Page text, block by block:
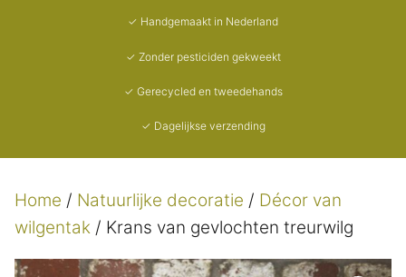
✓ Handgemaakt in Nederland
✓ Zonder pesticiden gekweekt
✓ Gerecycled en tweedehands
✓ Dagelijkse verzending
Home / Natuurlijke decoratie / Décor van
wilgentak / Krans van gevlochten treurwilg